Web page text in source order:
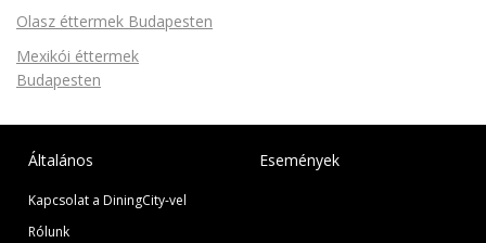
Olasz éttermek Budapesten
Mexikói éttermek
Budapesten
Általános
Kapcsolat a DiningCity-vel
Rólunk
Események